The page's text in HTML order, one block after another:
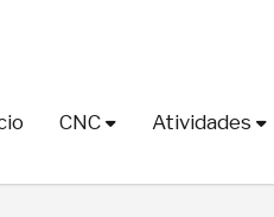
CNC Atividades